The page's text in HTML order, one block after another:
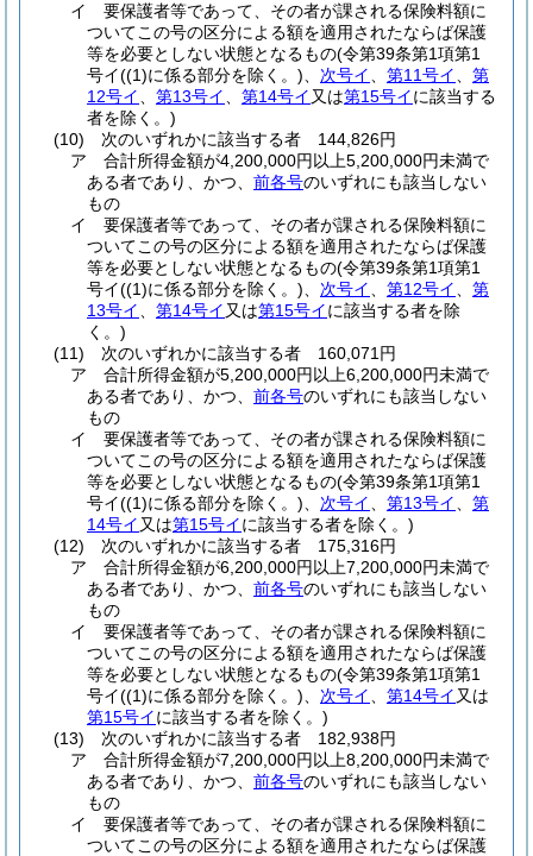
イ
要保護者等であって、その者が課される保険料額に
ついてこの号の区分による額を適用されたならば保護
等を必要としない状態となるもの(令第39条第1項第1
号イ((1)に係る部分を除く。) 次号イ 第11号イ
第
12号イ
第13号イ 第14号イ 又は第15号イに該当する
者を除く。)
(10)
次のいずれかに該当する者 144,826円
ア
合計所得金額が4,200,000円以上5,200,000円未満で
ある者であり、かつ、 前各号のいずれにも該当しない
もの
イ
要保護者等であって、その者が課される保険料額に
ついてこの号の区分による額を適用されたならば保護
等を必要としない状態となるもの(令第39条第1項第1
号イ((1)に係る部分を除く。) 次号イ 第12号イ
第
13号イ
第14号イ 又は第15号イに該当する者を除
く。)
(11)
次のいずれかに該当する者 160,071円
ア
合計所得金額が5,200,000円以上6,200,000円未満で
ある者であり、かつ、 前各号のいずれにも該当しない
もの
イ
要保護者等であって、その者が課される保険料額に
ついてこの号の区分による額を適用されたならば保護
等を必要としない状態となるもの(令第39条第1項第1
号イ((1)に係る部分を除く。) 次号イ 第13号イ
第
14号イ 又は第15号イに該当する者を除く。)
(12)
次のいずれかに該当する者 175,316円
ア
合計所得金額が6,200,000円以上7,200,000円未満で
ある者であり、かつ、 前各号のいずれにも該当しない
もの
イ
要保護者等であって、その者が課される保険料額に
ついてこの号の区分による額を適用されたならば保護
等を必要としない状態となるもの(令第39条第1項第1
号イ((1)に係る部分を除く。) 次号イ 第14号イ 又は
第15号イに該当する者を除く。)
(13)
次のいずれかに該当する者 182,938円
ア
合計所得金額が7,200,000円以上8,200,000円未満で
ある者であり、かつ、 前各号のいずれにも該当しない
もの
イ
要保護者等であって、その者が課される保険料額に
ついてこの号の区分による額を適用されたならば保護